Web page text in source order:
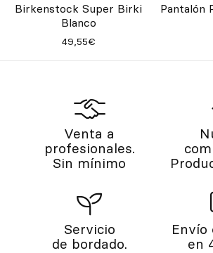
Birkenstock Super Birki
Blanco
49,55€
Pantalón
Venta a
profesionales.
Sin mínimo
Servicio
de bordado.
Envío
en